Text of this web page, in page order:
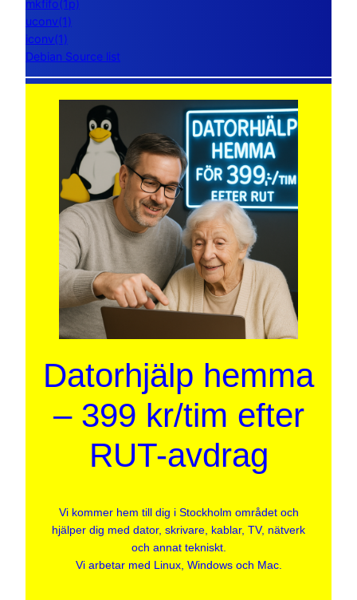
mkfifo(1p)
uconv(1)
iconv(1)
Debian Source list
Datorhjälp hemma
– 399 kr/tim efter
RUT-avdrag
Vi kommer hem till dig i Stockholm området och
hjälper dig med dator, skrivare, kablar, TV, nätverk
och annat tekniskt.
Vi arbetar med Linux, Windows och Mac.